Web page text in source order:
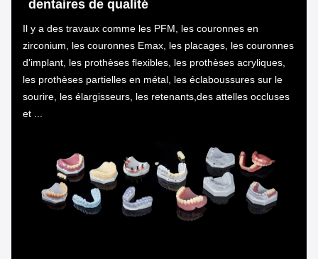
dentaires de qualité
Il y a des travaux comme les PFM, les couronnes en
zirconium, les couronnes Emax, les placages, les couronnes
d'implant, les prothèses flexibles, les prothèses acryliques,
les prothèses partielles en métal, les éclaboussures sur le
sourire, les élargisseurs, les retenants,des attelles occluses
et ...